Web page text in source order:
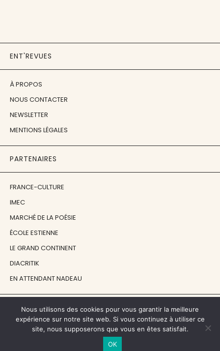
ENT'REVUES
À PROPOS
NOUS CONTACTER
NEWSLETTER
MENTIONS LÉGALES
PARTENAIRES
FRANCE-CULTURE
IMEC
MARCHÉ DE LA POÉSIE
ÉCOLE ESTIENNE
LE GRAND CONTINENT
DIACRITIK
EN ATTENDANT NADEAU
NOS SOUTIENS
CENTRE NATIONAL DU LIVRE
Nous utilisons des cookies pour vous garantir la meilleure
expérience sur notre site web. Si vous continuez à utiliser ce
site, nous supposerons que vous en êtes satisfait.
OK